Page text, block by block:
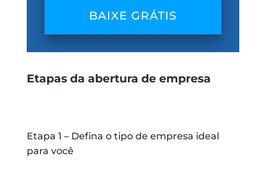
BAIXE GRÁTIS
Etapas da abertura de empresa
Etapa 1 – Defina o tipo de empresa ideal
para você